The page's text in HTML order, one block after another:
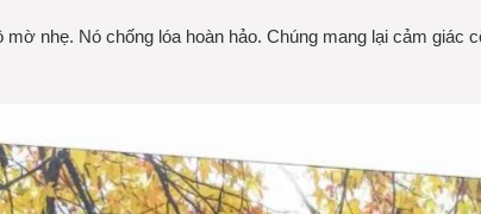
nhẹ. Nó chống lóa hoàn hảo. Chúng mang lại cảm